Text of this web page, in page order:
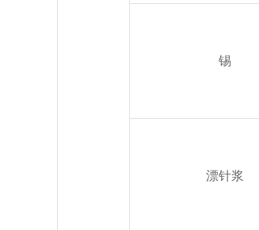
锡
漂针浆